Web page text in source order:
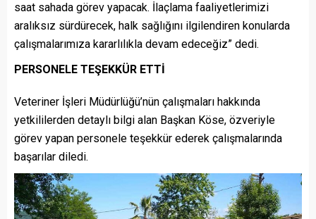
saat sahada görev yapacak. İlaçlama faaliyetlerimizi
aralıksız sürdürecek, halk sağlığını ilgilendiren konularda
çalışmalarımıza kararlılıkla devam edeceğiz” dedi.
PERSONELE TEŞEKKÜR ETTİ
Veteriner İşleri Müdürlüğü’nün çalışmaları hakkında
yetkililerden detaylı bilgi alan Başkan Köse, özveriyle
görev yapan personele teşekkür ederek çalışmalarında
başarılar diledi.